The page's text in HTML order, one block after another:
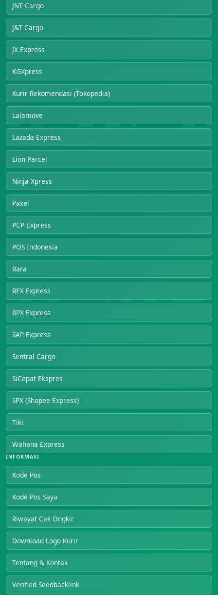
JNT Cargo
J&T Cargo
JX Express
KGXpress
Kurir Rekomendasi (Tokopedia)
Lalamove
Lazada Express
Lion Parcel
Ninja Xpress
Paxel
PCP Express
POS Indonesia
Rara
REX Express
RPX Express
SAP Express
Sentral Cargo
SiCepat Ekspres
SPX (Shopee Express)
Tiki
Wahana Express
INFORMASI
Kode Pos
Kode Pos Saya
Riwayat Cek Ongkir
Download Logo Kurir
Tentang & Kontak
Verified Seedbacklink